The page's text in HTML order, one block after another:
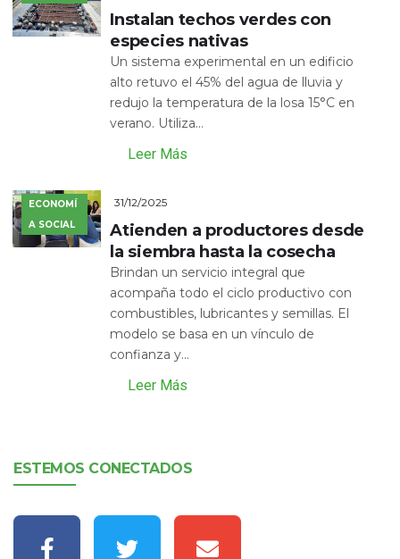
Instalan techos verdes con
especies nativas
Un sistema experimental en un edificio
alto retuvo el 45% del agua de lluvia y
redujo la temperatura de la losa 15°C en
verano. Utiliza...
Leer Más
ECONOMÍ
A SOCIAL
31/12/2025
Atienden a productores desde
la siembra hasta la cosecha
Brindan un servicio integral que
acompaña todo el ciclo productivo con
combustibles, lubricantes y semillas. El
modelo se basa en un vínculo de
confianza y...
Leer Más
ESTEMOS CONECTADOS